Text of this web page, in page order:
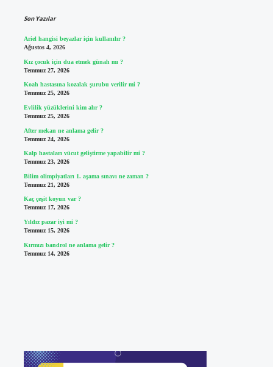
Son Yazılar
Ariel hangisi beyazlar için kullanılır ?
Ağustos 4, 2026
Kız çocuk için dua etmek günah mı ?
Temmuz 27, 2026
Koah hastasına kozalak şurubu verilir mi ?
Temmuz 25, 2026
Evlilik yüzüklerini kim alır ?
Temmuz 25, 2026
After mekan ne anlama gelir ?
Temmuz 24, 2026
Kalp hastaları vücut geliştirme yapabilir mi ?
Temmuz 23, 2026
Bilim olimpiyatları 1. aşama sınavı ne zaman ?
Temmuz 21, 2026
Kaç çeşit koyun var ?
Temmuz 17, 2026
Yıldız pazar iyi mi ?
Temmuz 15, 2026
Kırmızı bandrol ne anlama gelir ?
Temmuz 14, 2026